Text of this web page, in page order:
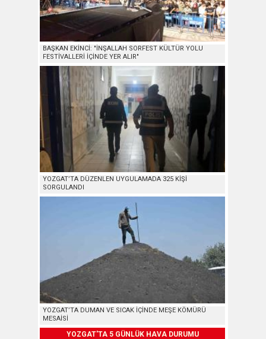
BAŞKAN EKİNCİ: "İNŞALLAH SORFEST KÜLTÜR YOLU
FESTİVALLERİ İÇİNDE YER ALIR"
YOZGAT’TA DÜZENLEN UYGULAMADA 325 KİŞİ
SORGULANDI
YOZGAT’TA DUMAN VE SICAK İÇİNDE MEŞE KÖMÜRÜ
MESAİSİ
YOZGAT'TA 5 GÜNLÜK HAVA DURUMU